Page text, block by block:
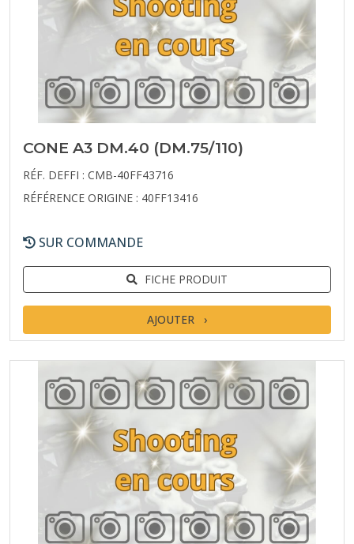
CONE A3 DM.40 (DM.75/110)
RÉF. DEFFI : CMB-40FF43716
RÉFÉRENCE ORIGINE : 40FF13416
SUR COMMANDE
FICHE PRODUIT
AJOUTER